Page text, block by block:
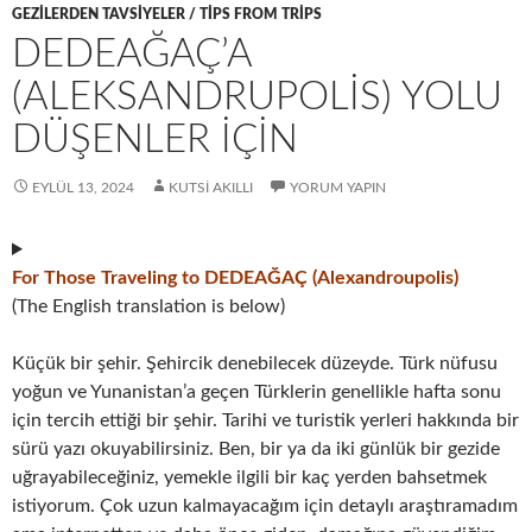
GEZILERDEN TAVSIYELER / TIPS FROM TRIPS
DEDEAĞAÇ’A
(ALEKSANDRUPOLIS) YOLU
DÜŞENLER İÇIN
EYLÜL 13, 2024 KUTSI AKILLI YORUM YAPIN
For Those Traveling to DEDEAĞAÇ (Alexandroupolis)
(The English translation is below)
Küçük bir şehir. Şehircik denebilecek düzeyde. Türk nüfusu
yoğun ve Yunanistan’a geçen Türklerin genellikle hafta sonu
için tercih ettiği bir şehir. Tarihi ve turistik yerleri hakkında bir
sürü yazı okuyabilirsiniz. Ben, bir ya da iki günlük bir gezide
uğrayabileceğiniz, yemekle ilgili bir kaç yerden bahsetmek
istiyorum. Çok uzun kalmayacağım için detaylı araştıramadım